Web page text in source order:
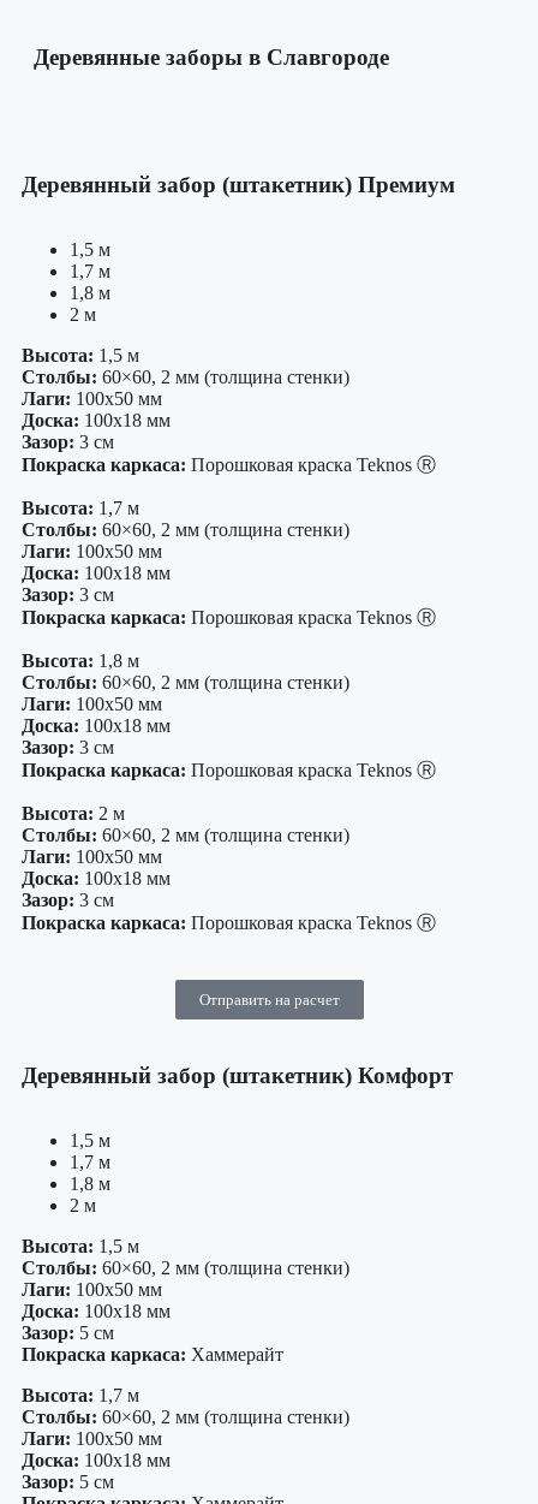
Деревянные заборы в Славгороде
Деревянный забор (штакетник) Премиум
1,5 м
1,7 м
1,8 м
2 м
Высота: 1,5 м
Столбы: 60×60, 2 мм (толщина стенки)
Лаги: 100х50 мм
Доска: 100х18 мм
Зазор: 3 см
Покраска каркаса: Порошковая краска Teknos Ⓡ
Высота: 1,7 м
Столбы: 60×60, 2 мм (толщина стенки)
Лаги: 100х50 мм
Доска: 100х18 мм
Зазор: 3 см
Покраска каркаса: Порошковая краска Teknos Ⓡ
Высота: 1,8 м
Столбы: 60×60, 2 мм (толщина стенки)
Лаги: 100х50 мм
Доска: 100х18 мм
Зазор: 3 см
Покраска каркаса: Порошковая краска Teknos Ⓡ
Высота: 2 м
Столбы: 60×60, 2 мм (толщина стенки)
Лаги: 100х50 мм
Доска: 100х18 мм
Зазор: 3 см
Покраска каркаса: Порошковая краска Teknos Ⓡ
Отправить на расчет
Деревянный забор (штакетник) Комфорт
1,5 м
1,7 м
1,8 м
2 м
Высота: 1,5 м
Столбы: 60×60, 2 мм (толщина стенки)
Лаги: 100х50 мм
Доска: 100х18 мм
Зазор: 5 см
Покраска каркаса: Хаммерайт
Высота: 1,7 м
Столбы: 60×60, 2 мм (толщина стенки)
Лаги: 100х50 мм
Доска: 100х18 мм
Зазор: 5 см